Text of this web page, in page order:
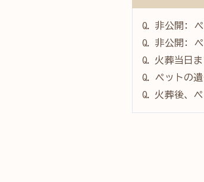
非公開: ペ
非公開: ペ
火葬当日
ペットの
火葬後、